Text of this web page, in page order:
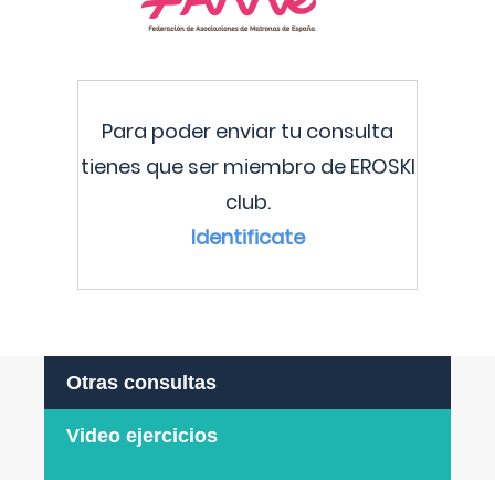
Para poder enviar tu consulta
tienes que ser miembro de EROSKI
club.
Identificate
Otras consultas
Video ejercicios